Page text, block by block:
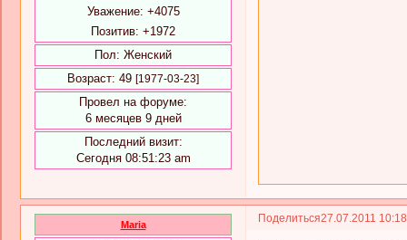
Уважение: +4075
Позитив: +1972
Пол: Женский
Возраст: 49 [1977-03-23]
Провел на форуме:
6 месяцев 9 дней
Последний визит:
Сегодня 08:51:23 am
Поделиться27.07.2011
Maria